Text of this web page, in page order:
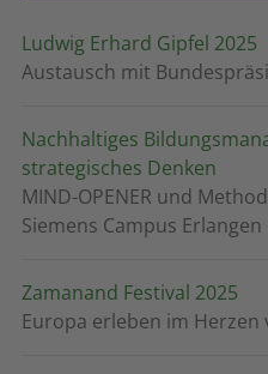
Ludwig Erhard Gipfel 2025
Austausch mit
Nachhaltiges
strategisches Denken
MIND-OPENER und
Siemens Campus Erlangen
Zamanand Festival 2025
Europa erleben im Herzen